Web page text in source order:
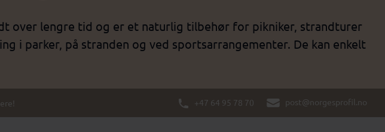
over lengre tid og er et naturlig tilbehør for pikniker, strandturer
i parker, på stranden og ved sportsarrangementer. De kan enkelt
+47 64 95 78 70 post@norgesprofil.no